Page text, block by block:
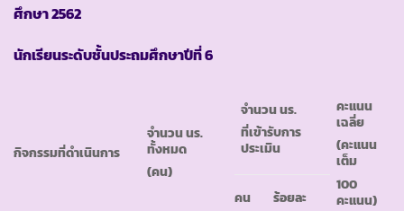
ศึกษา 2562
นักเรียนระดับชั้นประถมศึกษาปีที่ 6
กิจกรรมที่ดำเนินการ
จำนวน นร.
ทั้งหมด
(คน)
จำนวน นร.
ที่เข้ารับการ
ประเมิน
คะแนน
เฉลี่ย
(คะแนน
เต็ม
100
คะแนน)
คน ร้อยละ